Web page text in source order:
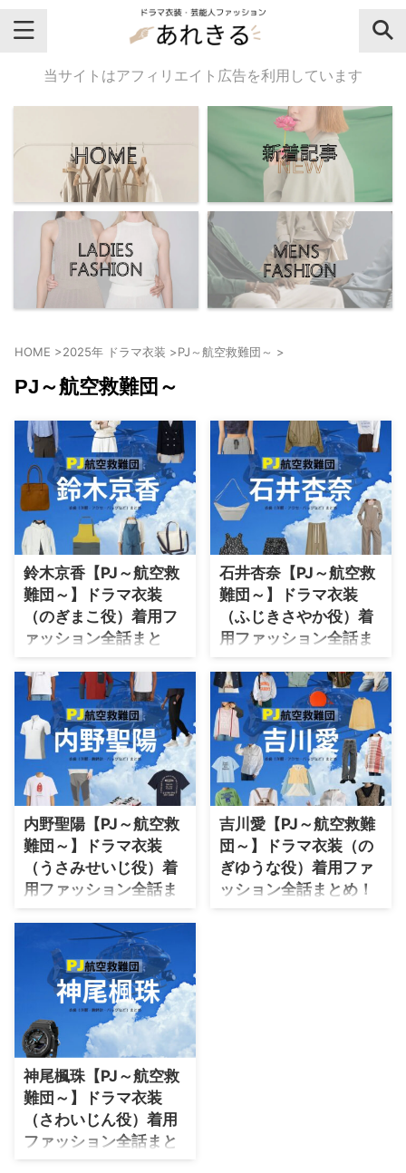
＼芸能人名・ドラマ名で検索♪／
気になるドラマ名や芸能人名でおし
ゃれなドラマ衣装・ファッションを
チェックしてね♪
【よく検索されてる女性芸能人】
・有村架純
広瀬すず
川口春奈
・石原さとみ
・広瀬アリス
・松本若菜
・永野芽郁
・ 波瑠
・奈緒
・高畑充希
・さとうほなみ
・
・水川あさみ
・田中みな実
・
松岡茉優
・福原遥
・小芝風花
・木南晴夏
・今田美桜
・清原果耶
・菜々緒
森七菜
吉川愛
見上愛
・出口夏希
・田辺桃子
・滝沢カレン
・トリンドル玲奈
・
当サイトはアフィリエイト広告を利用しています
HOME >2025年 ドラマ衣装 >PJ～航空救難団～ >
PJ～航空救難団～
鈴木京香【PJ～航空救
難団～】ドラマ衣装
（のぎまこ役）着用フ
ァッション全話まと
め！洋服 バッグ アクセ
などの衣装協力ブラン
ドは？
ドラマ【PJ～航空救難団～（パ
ラレスキュージャンパー こうく
うきゅうなんだん】で 鈴木京香
（すずききょうか）さんが演じる
乃木真子（のぎまこ）役に衣装協
力されているドラマの服装（ファ
ッション・コーデ）の「ブラン
ド」や「購入先」の情報をまとめ
ています♪ 鈴木京香すずききょ
うかさんがドラマ【PJ～航空救
難団～】乃木真子のぎまこ役で着
用している、 を衣装協力のブラ
ンドからリサーチして紹介♪ 第
1話〜最終回まで、着用シーン
別・コーデ別にドラマファッショ
ンをまとめていきます♪ ...
石井杏奈【PJ～航空救
難団～】ドラマ衣装
（ふじきさやか役）着
用ファッション全話ま
とめ！洋服 バッグ アク
セなどの衣装協力ブラ
ンドは？
【PJ～航空救難団～】石井杏奈
さん（ふじきさやか役）の衣装・
服装（服･バッグ･アクセ・靴な
ど）やドラマファッションのコー
デを着用シーン別・コーデ別に紹
介♪
内野聖陽【PJ～航空救
難団～】ドラマ衣装
（うさみせいじ役）着
用ファッション全話ま
とめ！洋服 バッグ 腕時
計などの衣装協力ブラ
ンドは？
【PJ～航空救難団～】内野聖陽
さん（うさみせいじ役）の衣装・
服装（服･バッグ･アクセ・靴な
ど）やドラマファッションのコー
デを着用シーン別・コーデ別に紹
介♪
吉川愛【PJ～航空救難
団～】ドラマ衣装（の
ぎゆうな役）着用ファ
ッション全話まとめ！
洋服 バッグ アクセなど
神尾楓珠【PJ～航空救
難団～】ドラマ衣装
（さわいじん役）着用
ファッション全話まと
め！洋服 バッグ アクセ